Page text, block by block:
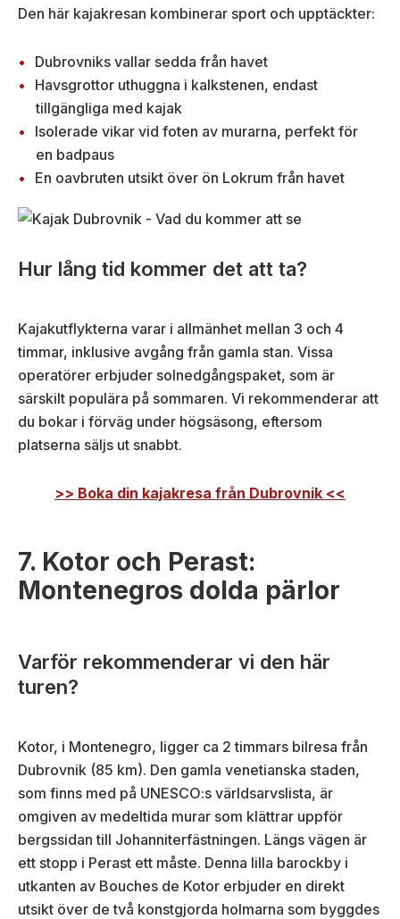
Den här kajakresan kombinerar sport och upptäckter:
Dubrovniks vallar sedda från havet
Havsgrottor uthuggna i kalkstenen, endast
tillgängliga med kajak
Isolerade vikar vid foten av murarna, perfekt för
en badpaus
En oavbruten utsikt över ön Lokrum från havet
Hur lång tid kommer det att ta?
Kajakutflykterna varar i allmänhet mellan 3 och 4
timmar, inklusive avgång från gamla stan. Vissa
operatörer erbjuder solnedgångspaket, som är
särskilt populära på sommaren. Vi rekommenderar att
du bokar i förväg under högsäsong, eftersom
platserna säljs ut snabbt.
>> Boka din kajakresa från Dubrovnik <<
7. Kotor och Perast:
Montenegros dolda pärlor
Varför rekommenderar vi den här
turen?
Kotor, i Montenegro, ligger ca 2 timmars bilresa från
Dubrovnik (85 km). Den gamla venetianska staden,
som finns med på UNESCO:s världsarvslista, är
omgiven av medeltida murar som klättrar uppför
bergssidan till Johanniterfästningen. Längs vägen är
ett stopp i Perast ett måste. Denna lilla barockby i
utkanten av Bouches de Kotor erbjuder en direkt
utsikt över de två konstgjorda holmarna som byggdes